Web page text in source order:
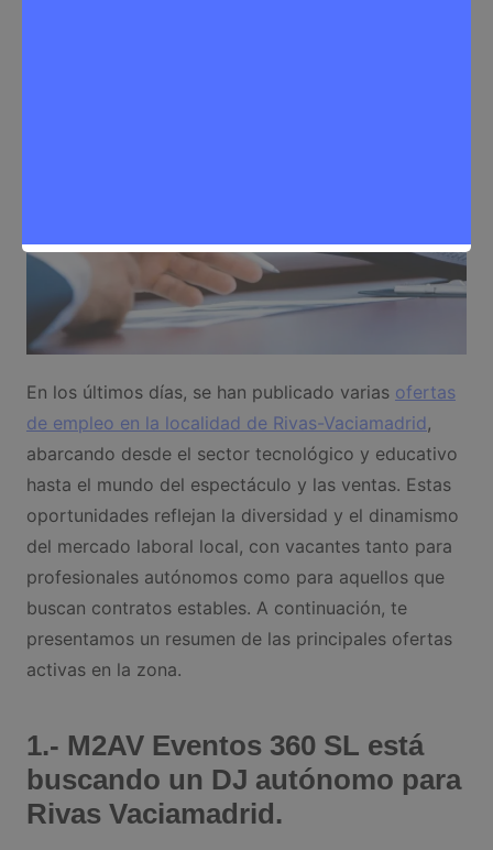
En los últimos días, se han publicado varias ofertas
de empleo en la localidad de Rivas-Vaciamadrid,
abarcando desde el sector tecnológico y educativo
hasta el mundo del espectáculo y las ventas. Estas
oportunidades reflejan la diversidad y el dinamismo
del mercado laboral local, con vacantes tanto para
profesionales autónomos como para aquellos que
buscan contratos estables. A continuación, te
presentamos un resumen de las principales ofertas
activas en la zona.
1.- M2AV Eventos 360 SL está
buscando un DJ autónomo para
Rivas Vaciamadrid.